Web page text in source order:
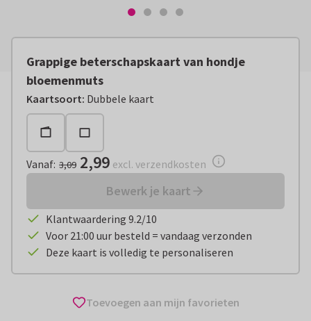
Grappige beterschapskaart van hondje
bloemenmuts
Kaartsoort: Dubbele kaart
Vanaf: € 2,99 excl. verzendkosten
Vanaf: 3,09 2,99 excl. verzendkosten
Bewerk je kaart
Klantwaardering 9.2/10
Voor 21:00 uur besteld = vandaag verzonden
Deze kaart is volledig te personaliseren
Toevoegen aan mijn favorieten